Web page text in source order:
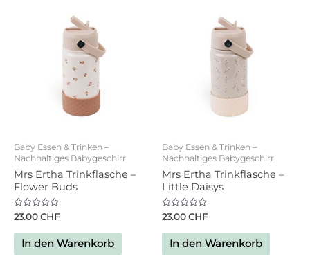
Baby Essen & Trinken –
Nachhaltiges Babygeschirr
Mrs Ertha Trinkflasche –
Flower Buds
Bewertet
mit
0
von
23.00CHF
In den Warenkorb
Baby Essen & Trinken –
Nachhaltiges Babygeschirr
Mrs Ertha Trinkflasche –
Little Daisys
Bewertet
mit
0
von
23.00CHF
In den Warenkorb